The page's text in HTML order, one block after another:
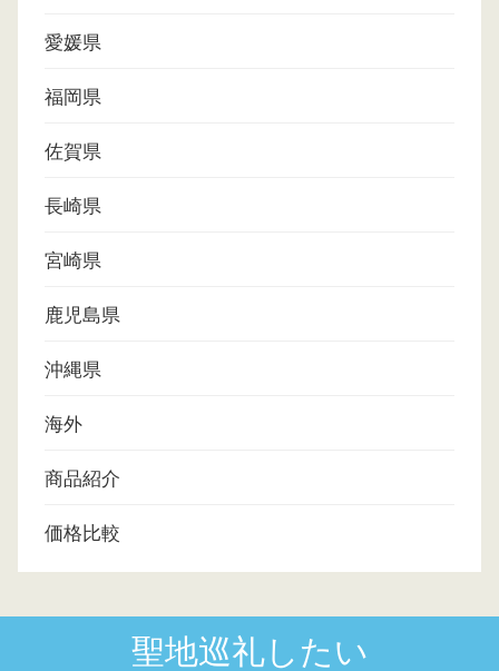
愛媛県
福岡県
佐賀県
長崎県
宮崎県
鹿児島県
沖縄県
海外
商品紹介
価格比較
聖地巡礼したい